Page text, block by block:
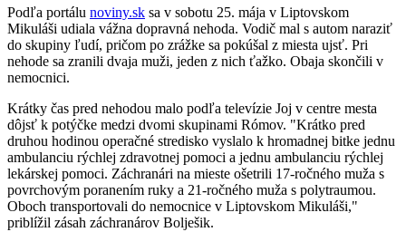
Podľa portálu noviny.sk sa v sobotu 25. mája v Liptovskom
Mikuláši udiala vážna dopravná nehoda. Vodič mal s autom naraziť
do skupiny ľudí, pričom po zrážke sa pokúšal z miesta ujsť. Pri
nehode sa zranili dvaja muži, jeden z nich ťažko. Obaja skončili v
nemocnici.
Krátky čas pred nehodou malo podľa televízie Joj v centre mesta
dôjsť k potýčke medzi dvomi skupinami Rómov. "Krátko pred
druhou hodinou operačné stredisko vyslalo k hromadnej bitke jednu
ambulanciu rýchlej zdravotnej pomoci a jednu ambulanciu rýchlej
lekárskej pomoci. Záchranári na mieste ošetrili 17-ročného muža s
povrchovým poranením ruky a 21-ročného muža s polytraumou.
Oboch transportovali do nemocnice v Liptovskom Mikuláši,"
priblížil zásah záchranárov Bolješik.